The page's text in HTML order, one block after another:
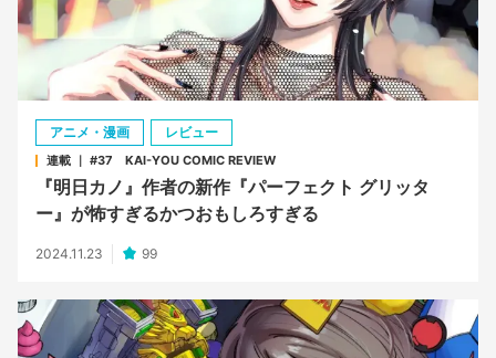
アニメ・漫画 レビュー
連載 ｜ #37 KAI-YOU COMIC REVIEW
『明日カノ』作者の新作『パーフェクト グリッタ
ー』が怖すぎるかつおもしろすぎる
2024.11.23 99